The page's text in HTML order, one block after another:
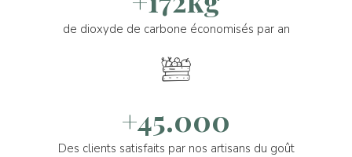
de dioxyde de carbone économisés par an
+45.000
Des clients satisfaits par nos artisans du goût